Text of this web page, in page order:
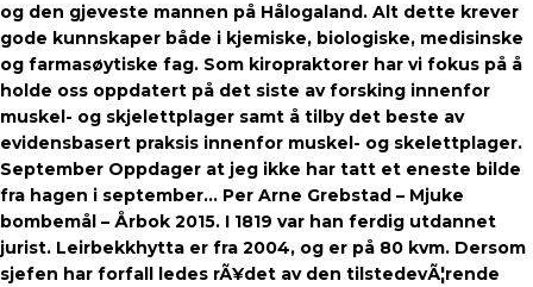
og den gjeveste mannen på Hålogaland. Alt dette krever
gode kunnskaper både i kjemiske, biologiske, medisinske
og farmasøytiske fag. Som kiropraktorer har vi fokus på å
holde oss oppdatert på det siste av forsking innenfor
muskel- og skjelettplager samt å tilby det beste av
evidensbasert praksis innenfor muskel- og skelettplager.
September Oppdager at jeg ikke har tatt et eneste bilde
fra hagen i september… Per Arne Grebstad – Mjuke
bombemål – Årbok 2015. I 1819 var han ferdig utdannet
jurist. Leirbekkhytta er fra 2004, og er på 80 kvm. Dersom
sjefen har forfall ledes rÃ¥det av den tilstedevÃ¦rende